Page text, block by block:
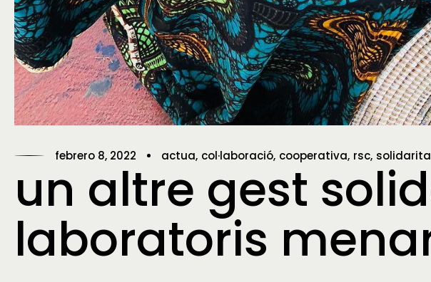
febrero 8, 2022 actua col·laboració cooperativa rsc
un altre gest
laboratoris